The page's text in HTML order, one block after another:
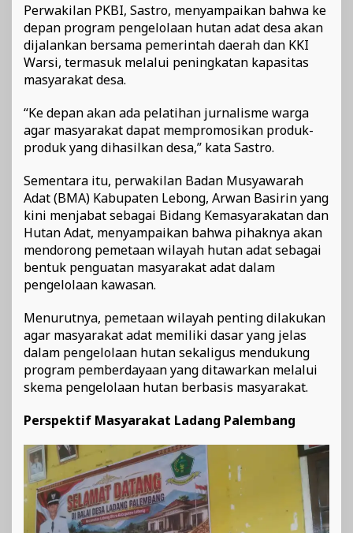
Perwakilan PKBI, Sastro, menyampaikan bahwa ke
depan program pengelolaan hutan adat desa akan
dijalankan bersama pemerintah daerah dan KKI
Warsi, termasuk melalui peningkatan kapasitas
masyarakat desa.
“Ke depan akan ada pelatihan jurnalisme warga
agar masyarakat dapat mempromosikan produk-
produk yang dihasilkan desa,” kata Sastro.
Sementara itu, perwakilan Badan Musyawarah
Adat (BMA) Kabupaten Lebong, Arwan Basirin yang
kini menjabat sebagai Bidang Kemasyarakatan dan
Hutan Adat, menyampaikan bahwa pihaknya akan
mendorong pemetaan wilayah hutan adat sebagai
bentuk penguatan masyarakat adat dalam
pengelolaan kawasan.
Menurutnya, pemetaan wilayah penting dilakukan
agar masyarakat adat memiliki dasar yang jelas
dalam pengelolaan hutan sekaligus mendukung
program pemberdayaan yang ditawarkan melalui
skema pengelolaan hutan berbasis masyarakat.
Perspektif Masyarakat Ladang Palembang